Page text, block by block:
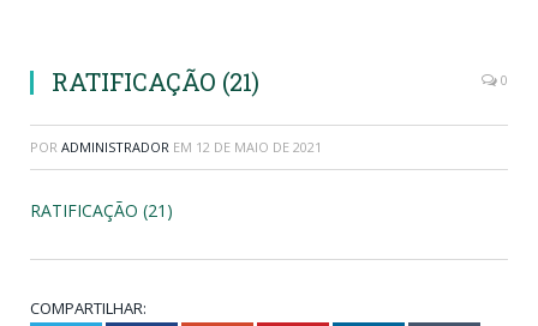
RATIFICAÇÃO (21) 0
POR ADMINISTRADOR EM 12 DE MAIO DE 2021
RATIFICAÇÃO (21)
COMPARTILHAR: